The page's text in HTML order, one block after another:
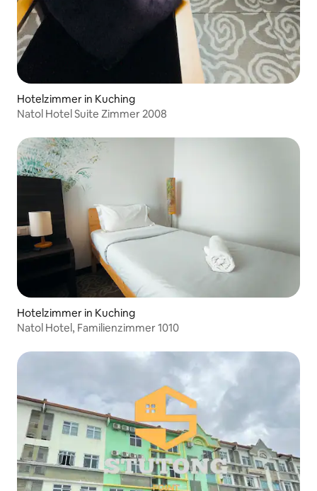
Hotelzimmer in Kuching
Natol Hotel Suite Zimmer 2008
Hotelzimmer in Kuching
Natol Hotel, Familienzimmer 1010